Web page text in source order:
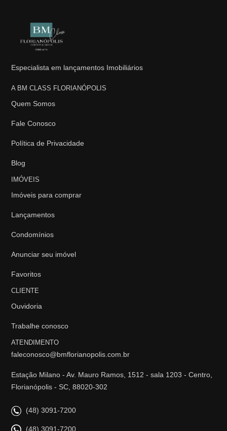
Especialista em lançamentos Imobiliários
A BM CLASS FLORIANÓPOLIS
Quem Somos
Fale Conosco
Política de Privacidade
Blog
IMÓVEIS
Imóveis para comprar
Lançamentos
Condomínios
Anunciar seu imóvel
Favoritos
CLIENTE
Ouvidoria
Trabalhe conosco
ATENDIMENTO
faleconosco@bmflorianopolis.com.br
Estação Milano - Av. Mauro Ramos, 1512 - sala 1203 - Centro,
Florianópolis - SC, 88020-302
(48) 3091-7200
(48) 3091-7200